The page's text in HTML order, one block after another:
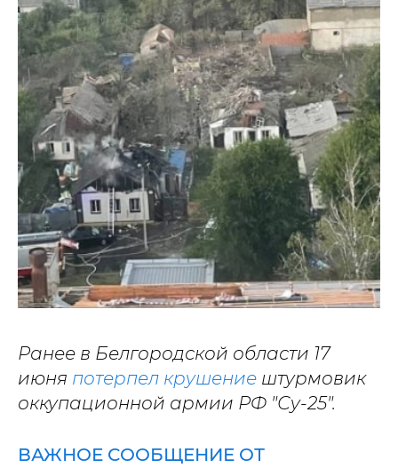
Ранее в Белгородской области 17
июня потерпел крушение штурмовик
оккупационной армии РФ "Су-25".
ВАЖНОЕ СООБЩЕНИЕ ОТ